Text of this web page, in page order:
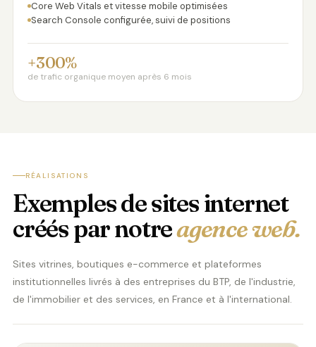
Core Web Vitals et vitesse mobile optimisées
Search Console configurée, suivi de positions
+300%
de trafic organique moyen après 6 mois
RÉALISATIONS
Exemples de sites internet
créés par notreagence web.
Sites vitrines, boutiques e-commerce et plateformes
institutionnelles livrés à des entreprises du BTP, de l'industrie,
de l'immobilier et des services, en France et à l'international.